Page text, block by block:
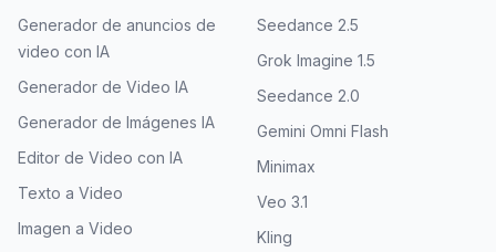
Generador de anuncios de
video con IA
Generador de Video IA
Generador de Imágenes IA
Editor de Video con IA
Texto a Video
Imagen a Video
Seedance 2.5
Grok Imagine 1.5
Seedance 2.0
Gemini Omni Flash
Minimax
Veo 3.1
Kling